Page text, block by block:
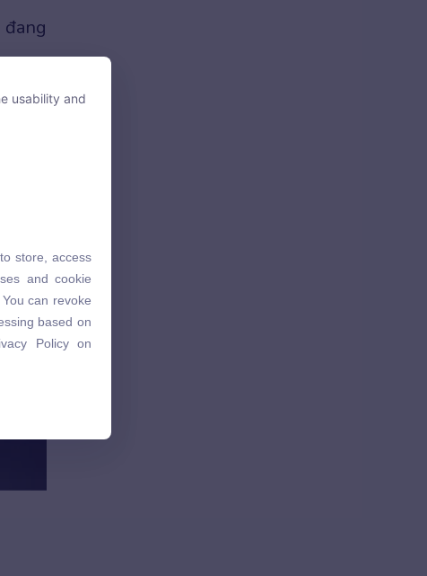
usability and
and cookie
can revoke
based on
Policy on
usability and
store, access
and cookie
can revoke
based on
Policy on